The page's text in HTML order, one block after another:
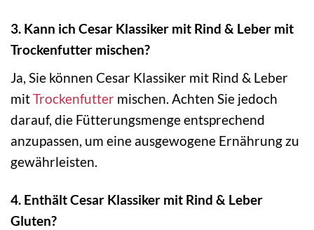
3. Kann ich Cesar Klassiker mit Rind & Leber mit
Trockenfutter mischen?
Ja, Sie können Cesar Klassiker mit Rind & Leber
mitTrockenfutter mischen. Achten Sie jedoch
darauf, die Fütterungsmenge entsprechend
anzupassen, um eine ausgewogene Ernährung zu
gewährleisten.
4. Enthält Cesar Klassiker mit Rind & Leber
Gluten?